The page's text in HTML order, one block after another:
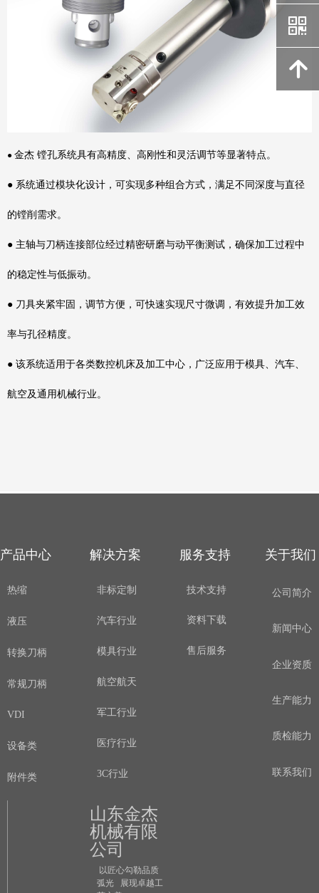
●金杰 镗孔系统具有高精度、高刚性和灵活调节等显著特点。
● 系统通过模块化设计，可实现多种组合方式，满足不同深度与直径
的镗削需求。
● 主轴与刀柄连接部位经过精密研磨与动平衡测试，确保加工过程中
的稳定性与低振动。
● 刀具夹紧牢固，调节方便，可快速实现尺寸微调，有效提升加工效
率与孔径精度。
● 该系统适用于各类数控机床及加工中心，广泛应用于模具、汽车、
航空及通用机械行业。
产品中心
热缩
液压
转换刀柄
常规刀柄
VDI
设备类
附件类
非标定制
汽车行业
模具行业
航空航天
军工行业
医疗行业
3C行业
解决方案
技术支持
资料下载
售后服务
服务支持
公司简介
新闻中心
企业资质
生产能力
质检能力
联系我们
关于我们
山东金杰
机械有限
公司
以匠心勾勒品质
弧光 展现卓越工
낃
녕